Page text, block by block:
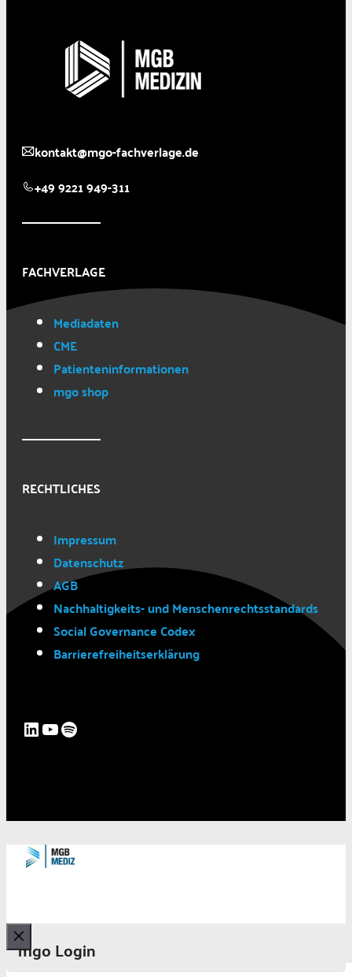
kontakt@mgo-fachverlage.de
+49 9221 949-311
FACHVERLAGE
Mediadaten
CME
Patienteninformationen
mgo shop
RECHTLICHES
Impressum
Datenschutz
AGB
Nachhaltigkeits- und Menschenrechtsstandards
Social Governance Codex
Barrierefreiheitserklärung
LinkedIn
YouTube
Spotify
mgo Login
Schließen